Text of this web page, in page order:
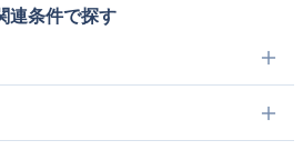
連条件で探す